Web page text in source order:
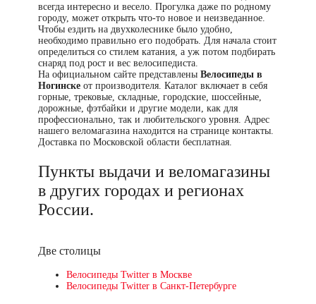
всегда интересно и весело. Прогулка даже по родному
городу, может открыть что-то новое и неизведанное.
Чтобы ездить на двухколеснике было удобно,
необходимо правильно его подобрать. Для начала стоит
определиться со стилем катания, а уж потом подбирать
снаряд под рост и вес велосипедиста.
На официальном сайте представлены Велосипеды в
Ногинске от производителя. Каталог включает в себя
горные, трековые, складные, городские, шоссейные,
дорожные, фэтбайки и другие модели, как для
профессионально, так и любительского уровня. Адрес
нашего веломагазина находится на странице контакты.
Доставка по Московской области бесплатная.
Пункты выдачи и веломагазины
в других городах и регионах
России.
Две столицы
Велосипеды Twitter в Москве
Велосипеды Twitter в Санкт-Петербурге